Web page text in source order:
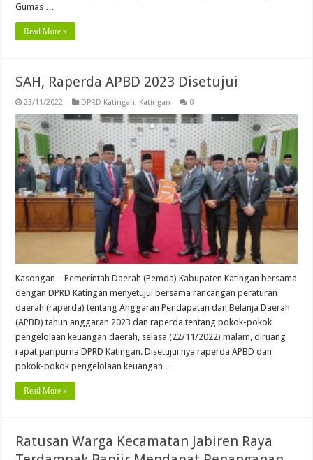
Gumas …
Read More »
SAH, Raperda APBD 2023 Disetujui
23/11/2022 DPRD Katingan, Katingan 0
Kasongan – Pemerintah Daerah (Pemda) Kabupaten Katingan bersama
dengan DPRD Katingan menyetujui bersama rancangan peraturan
daerah (raperda) tentang Anggaran Pendapatan dan Belanja Daerah
(APBD) tahun anggaran 2023 dan raperda tentang pokok-pokok
pengelolaan keuangan daerah, selasa (22/11/2022) malam, diruang
rapat paripurna DPRD Katingan. Disetujui nya raperda APBD dan
pokok-pokok pengelolaan keuangan …
Read More »
Ratusan Warga Kecamatan Jabiren Raya